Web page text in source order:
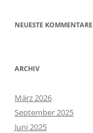
NEUESTE KOMMENTARE
ARCHIV
März 2026
September 2025
Juni 2025